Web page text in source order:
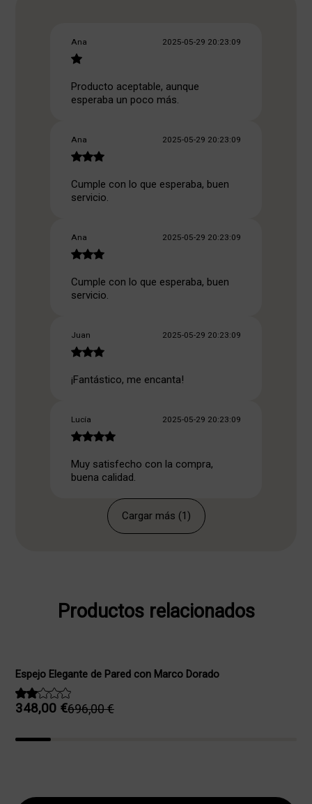
Ana 2025-05-29 20:23:09
Producto aceptable, aunque
esperaba un poco más.
Ana 2025-05-29 20:23:09
Cumple con lo que esperaba, buen
servicio.
Ana 2025-05-29 20:23:09
Cumple con lo que esperaba, buen
servicio.
Juan 2025-05-29 20:23:09
¡Fantástico, me encanta!
Lucía 2025-05-29 20:23:09
Muy satisfecho con la compra,
buena calidad.
Cargar más (1)
Productos relacionados
Espejo Elegante de Pared con Marco Dorado
696,00€
precio
348,00 €
precio